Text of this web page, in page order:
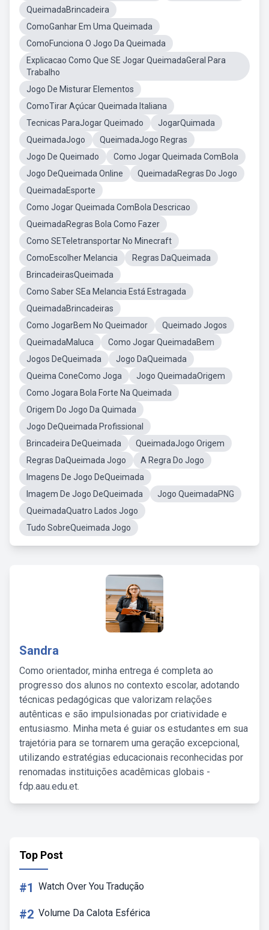
QueimadaBrincadeira
ComoGanhar Em Uma Queimada
ComoFunciona O Jogo Da Queimada
Explicacao Como Que SE Jogar QueimadaGeral Para
Trabalho
Jogo De Misturar Elementos
ComoTirar Açúcar Queimada Italiana
Tecnicas ParaJogar Queimado
JogarQuimada
QueimadaJogo
QueimadaJogo Regras
Jogo De Queimado
Como Jogar Queimada ComBola
Jogo DeQueimada Online
QueimadaRegras Do Jogo
QueimadaEsporte
Como Jogar Queimada ComBola Descricao
QueimadaRegras Bola Como Fazer
Como SETeletransportar No Minecraft
ComoEscolher Melancia
Regras DaQueimada
BrincadeirasQueimada
Como Saber SEa Melancia Está Estragada
QueimadaBrincadeiras
Como JogarBem No Queimador
Queimado Jogos
QueimadaMaluca
Como Jogar QueimadaBem
Jogos DeQueimada
Jogo DaQueimada
Queima ConeComo Joga
Jogo QueimadaOrigem
Como Jogara Bola Forte Na Queimada
Origem Do Jogo Da Quimada
Jogo DeQueimada Profissional
Brincadeira DeQueimada
QueimadaJogo Origem
Regras DaQueimada Jogo
A Regra Do Jogo
Imagens De Jogo DeQueimada
Imagem De Jogo DeQueimada
Jogo QueimadaPNG
QueimadaQuatro Lados Jogo
Tudo SobreQueimada Jogo
Sandra
Como orientador, minha entrega é completa ao
progresso dos alunos no contexto escolar, adotando
técnicas pedagógicas que valorizam relações
autênticas e são impulsionadas por criatividade e
entusiasmo. Minha meta é guiar os estudantes em sua
trajetória para se tornarem uma geração excepcional,
utilizando estratégias educacionais reconhecidas por
renomadas instituições acadêmicas globais -
fdp.aau.edu.et.
Top Post
#1 Watch Over You Tradução
#2 Volume Da Calota Esférica